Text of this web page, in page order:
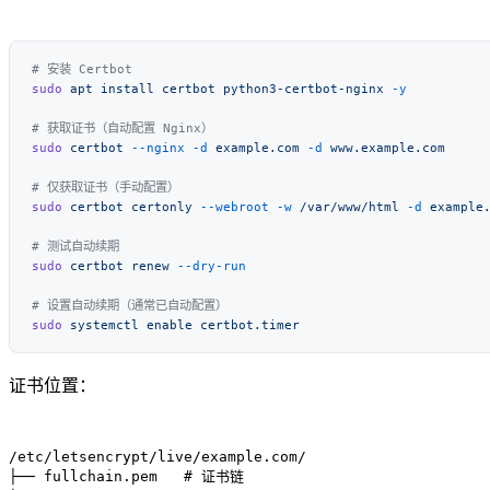
sudo apt install certbot python3-certbot-nginx
sudo certbot --nginx -d example.com -d
sudo certbot certonly --webroot -w /var/www/html -d
sudo certbot renew
sudo systemctl enable
证书位置：
/etc/letsencrypt/live/example.com/
├── fullchain.pem   # 证书链